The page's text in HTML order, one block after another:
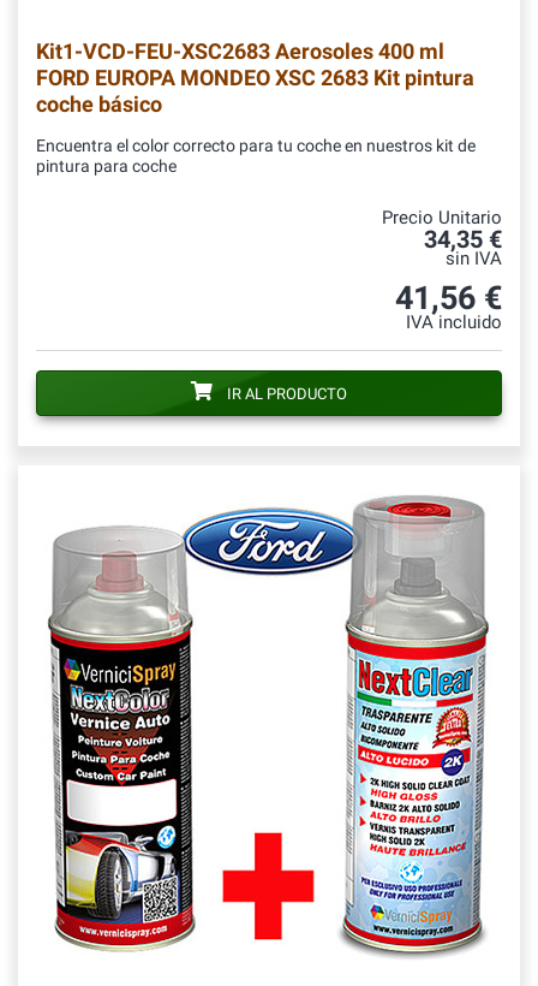
Kit1-VCD-FEU-XSC2683Aerosoles 400 ml
FORD EUROPA MONDEO XSC 2683 Kit pintura
coche básico
Encuentra el color correcto para tu coche en nuestros kit de
pintura para coche
Precio Unitario
34,35 €
sin IVA
41,56 €
IVA incluido
IR AL PRODUCTO